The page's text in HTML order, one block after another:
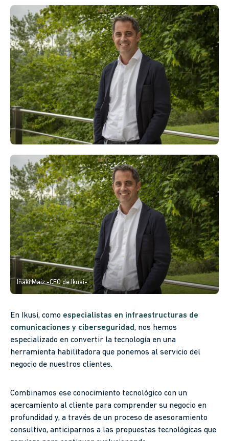
Iñaki Maiz -CEO de Ikusi-
En Ikusi, como especialistas en infraestructuras de
comunicaciones y ciberseguridad, nos hemos
especializado en convertir la tecnología en una
herramienta habilitadora que ponemos al servicio del
negocio de nuestros clientes.
Combinamos ese conocimiento tecnológico con un
acercamiento al cliente para comprender su negocio en
profundidad y, a través de un proceso de asesoramiento
consultivo, anticiparnos a las propuestas tecnológicas que